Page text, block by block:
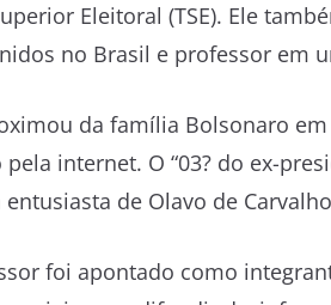
Eleitoral (TSE). Ele
no Brasil e professor em
da família Bolsonaro
pela internet. O “03? do ex-
entusiasta de Olavo de
foi apontado como